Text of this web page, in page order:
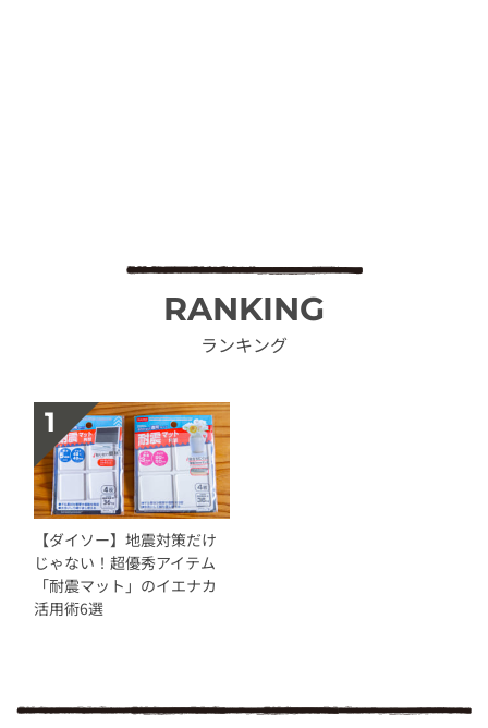
RANKING
ランキング
【ダイソー】地震対策だけ
じゃない！超優秀アイテム
「耐震マット」のイエナカ
活用術6選